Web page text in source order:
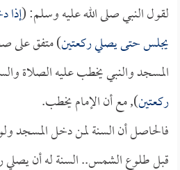
لقول النبي صلى الله عليه وسلم: (إذا
يجلس حتى يصلي ركعتين) متفق على
المسجد والنبي يخطب عليه الصلاة
ركعتين), مع أن الإمام يخطب.
فالحاصل أن السنة لمن دخل المسجد
قبل طلوع الشمس.. السنة له أن